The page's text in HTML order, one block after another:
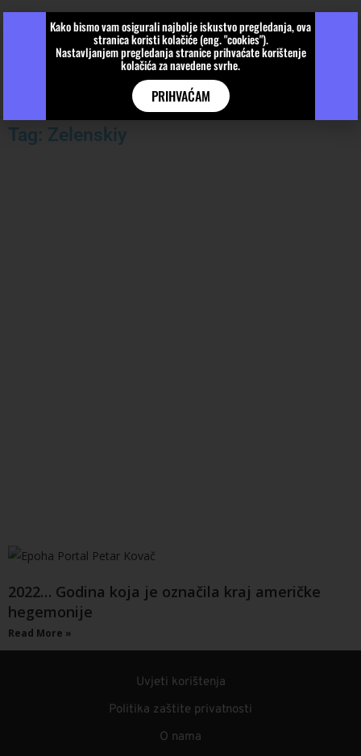
Tag: Zelenskiy
2022… Godina koja je označila kraj američke
hegemonije
Read More »
Uvjeti korištenja
Politika zaštite privatnosti
O nama
Kako bismo vam osigurali najbolje iskustvo pregledanja, ova
stranica koristi kolačiće (eng. "cookies").
Nastavljanjem pregledanja stranice prihvaćate korištenje
kolačića za navedene svrhe.
PRIHVAĆAM